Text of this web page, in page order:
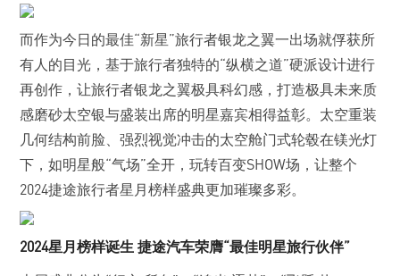
而作为今日的最佳“新星”旅行者银龙之翼一出场就俘获所
有人的目光，基于旅行者独特的“纵横之道”硬派设计进行
再创作，让旅行者银龙之翼极具科幻感，打造极具未来质
感磨砂太空银与盛装出席的明星嘉宾相得益彰。太空重装
几何结构前脸、强烈视觉冲击的太空舱门式轮毂在镁光灯
下，如明星般“气场”全开，玩转百变SHOW场，让整个
2024捷途旅行者星月榜样盛典更加璀璨多彩。
2024星月榜样诞生 捷途汽车荣膺“最佳明星旅行伙伴”